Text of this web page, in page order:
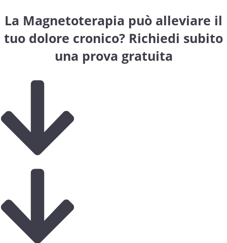
La Magnetoterapia può alleviare il
tuo dolore cronico? Richiedi subito
una prova gratuita